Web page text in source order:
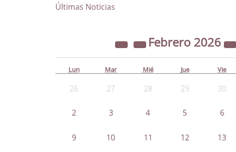
Últimas Noticias
Febrero 2026
Lun Mar Mié Jue Vie
26 27 28 29 30
2 3 4 5 6
9 10 11 12 13